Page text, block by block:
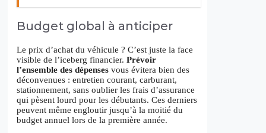
Budget global à anticiper
Le prix d’achat du véhicule ? C’est juste la face
visible de l’iceberg financier. Prévoir
l’ensemble des dépenses vous évitera bien des
déconvenues : entretien courant, carburant,
stationnement, sans oublier les frais d’assurance
qui pèsent lourd pour les débutants. Ces derniers
peuvent même engloutir jusqu’à la moitié du
budget annuel lors de la première année.